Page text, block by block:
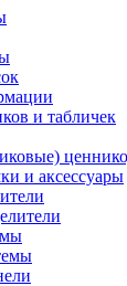
и табличек
и аксессуары